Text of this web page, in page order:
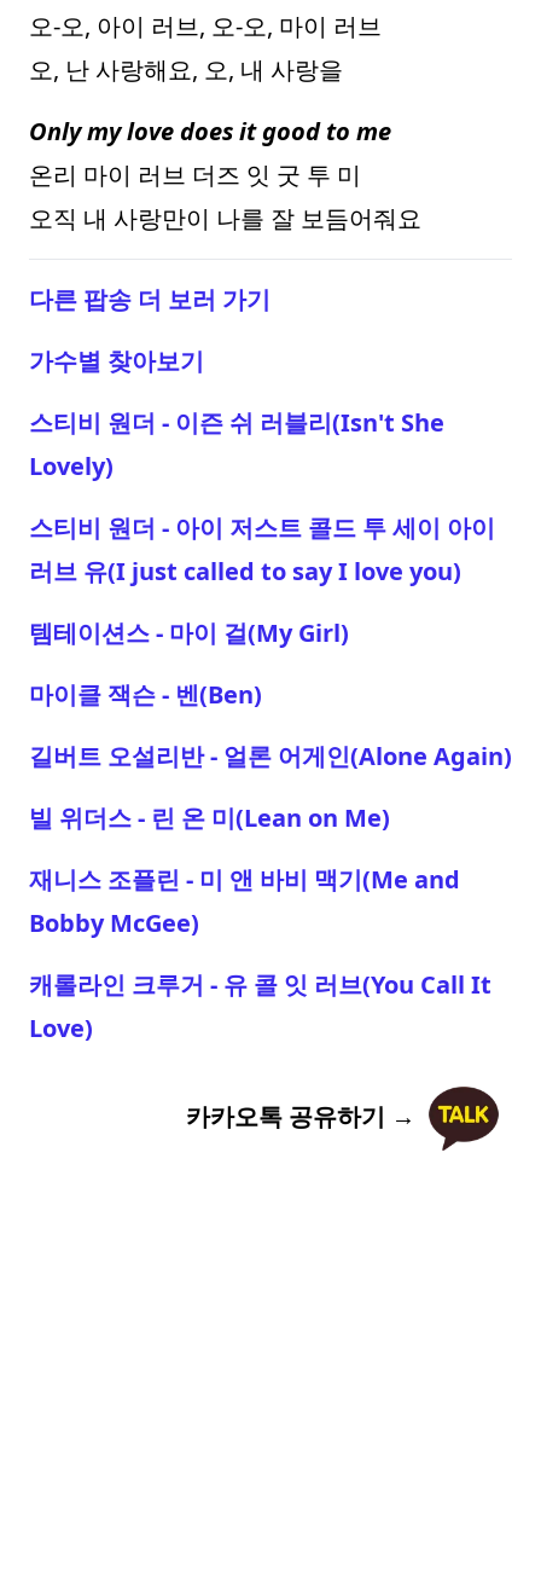
오-오, 아이 러브, 오-오, 마이 러브
오, 난 사랑해요, 오, 내 사랑을
Only my love does it good to me
온리 마이 러브 더즈 잇 굿 투 미
오직 내 사랑만이 나를 잘 보듬어줘요
다른 팝송 더 보러 가기
가수별 찾아보기
스티비 원더 - 이즌 쉬 러블리(Isn't She
Lovely)
스티비 원더 - 아이 저스트 콜드 투 세이 아이
러브 유(I just called to say I love you)
템테이션스 - 마이 걸(My Girl)
마이클 잭슨 - 벤(Ben)
길버트 오설리반 - 얼론 어게인(Alone Again)
빌 위더스 - 린 온 미(Lean on Me)
재니스 조플린 - 미 앤 바비 맥기(Me and
Bobby McGee)
캐롤라인 크루거 - 유 콜 잇 러브(You Call It
Love)
카카오톡 공유하기 →